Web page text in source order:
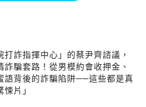
詐指揮中心」的蔡尹齊諮議，
騙套路！從男模約會收押金、
語背後的詐騙陷阱──這些都是真
片」